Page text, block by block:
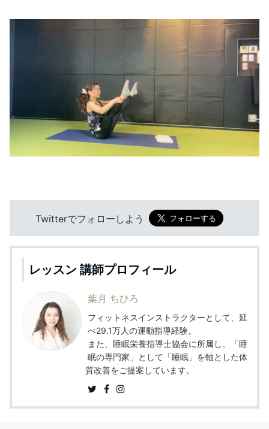
Twitterでフォローしよう
レッスン 講師プロフィール
葉月 ちひろ
フィットネスインストラクターとして、延
べ29.1万人の運動指導経験。
また、睡眠栄養指導士協会に所属し、「睡
眠の専門家」として「睡眠」を軸とした体
質改善をご提案しています。